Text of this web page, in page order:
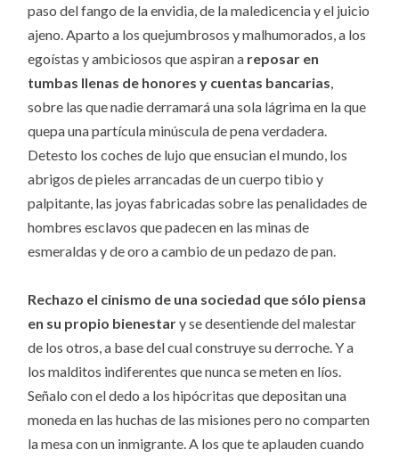
paso del fango de la envidia, de la maledicencia y el juicio
ajeno. Aparto a los quejumbrosos y malhumorados, a los
egoístas y ambiciosos que aspiran a reposar en
tumbas llenas de honores y cuentas bancarias,
sobre las que nadie derramará una sola lágrima en la que
quepa una partícula minúscula de pena verdadera.
Detesto los coches de lujo que ensucian el mundo, los
abrigos de pieles arrancadas de un cuerpo tibio y
palpitante, las joyas fabricadas sobre las penalidades de
hombres esclavos que padecen en las minas de
esmeraldas y de oro a cambio de un pedazo de pan.
Rechazo el cinismo de una sociedad que sólo piensa
en su propio bienestary se desentiende del malestar
de los otros, a base del cual construye su derroche. Y a
los malditos indiferentes que nunca se meten en líos.
Señalo con el dedo a los hipócritas que depositan una
moneda en las huchas de las misiones pero no comparten
la mesa con un inmigrante. A los que te aplauden cuando